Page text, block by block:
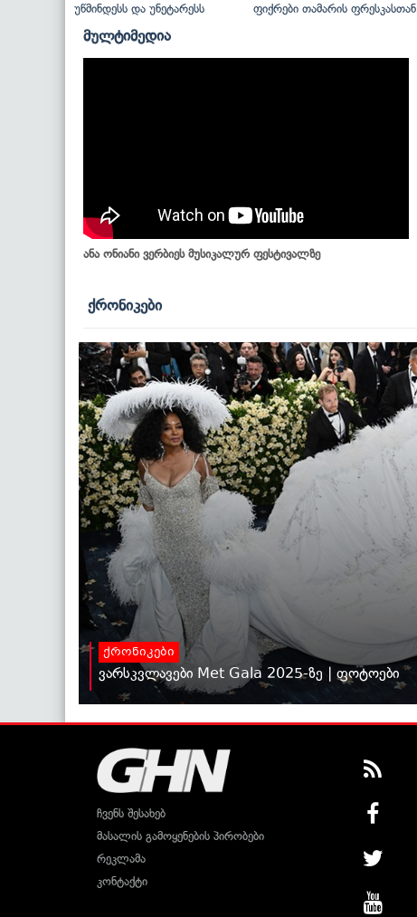
უწმინდესს და უნეტარესს ფიქრები თამარის ფრესკასთან
მულტიმედია
ანა ონიანი ვერბიეს მუსიკალურ ფესტივალზე
ქრონიკები
ქრონიკები
ვარსკვლავები Met Gala 2025-ზე | ფოტოები
ჩვენს შესახებ
მასალის გამოყენების პირობები
რეკლამა
კონტაქტი